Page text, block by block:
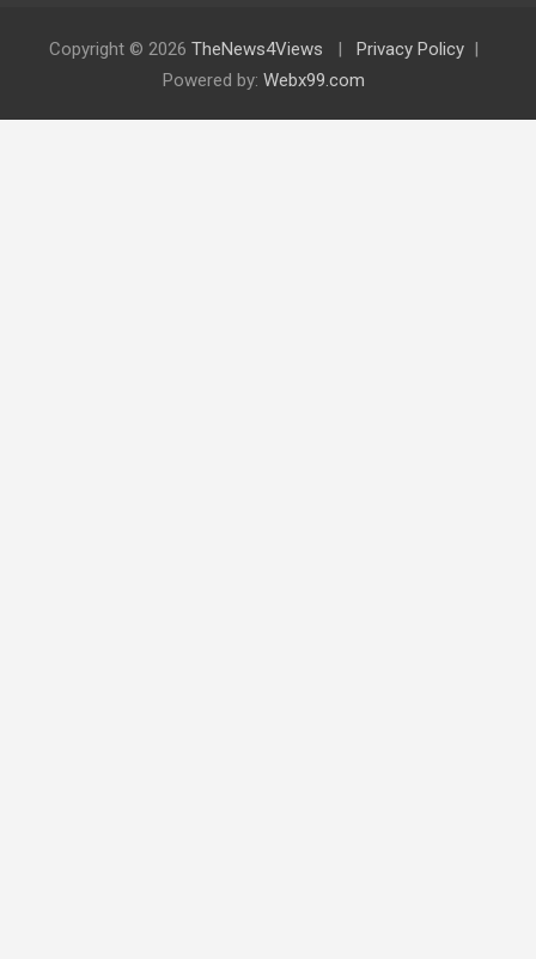
Copyright © 2026 TheNews4Views
Privacy Policy
Powered by: Webx99.com